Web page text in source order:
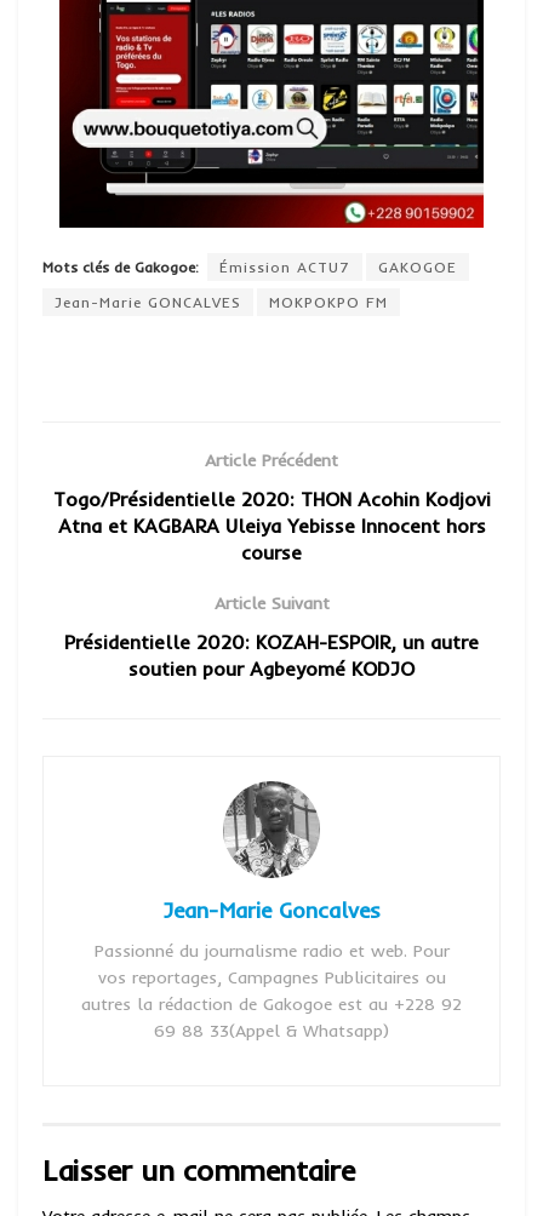
Mots clés de Gakogoe: Émission ACTU7
GAKOGOE
Jean-Marie GONCALVES
MOKPOKPO FM
Article Précédent
Togo/Présidentielle 2020: THON Acohin Kodjovi
Atna et KAGBARA Uleiya Yebisse Innocent hors
course
Article Suivant
Présidentielle 2020: KOZAH-ESPOIR, un autre
soutien pour Agbeyomé KODJO
Jean-Marie Goncalves
Passionné du journalisme radio et web. Pour
vos reportages, Campagnes Publicitaires ou
autres la rédaction de Gakogoe est au +228 92
69 88 33(Appel & Whatsapp)
Laisser un commentaire